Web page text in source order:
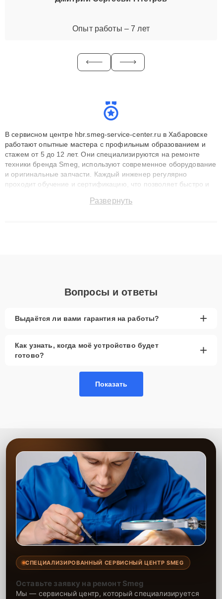
Опыт работы – 7 лет
В сервисном центре hbr.smeg-service-center.ru в Хабаровске
работают опытные мастера с профильным образованием и
стажем от 5 до 12 лет. Они специализируются на ремонте
техники бренда Smeg, используют современное оборудование
и оригинальные запчасти. Каждый инженер регулярно
проходит обучение и сертификацию, что позволяет быстро и
сохранением гарантии до 3 лет. Наши мастера решают
Развернуть
Вопросы и ответы
Выдаётся ли вами гарантия на работы? +
Как узнать, когда моё устройство будет
готово?
+
Показать
СПЕЦИАЛИЗИРОВАННЫЙ СЕРВИСНЫЙ ЦЕНТР SMEG
Оставьте заявку на ремонт Smeg
Мы — сервисный центр, который специализируется